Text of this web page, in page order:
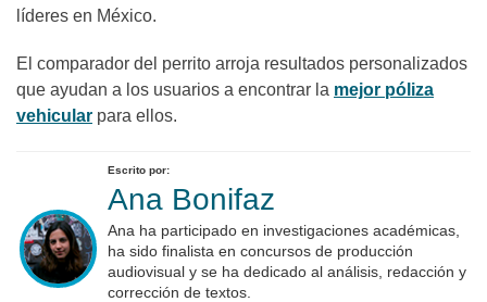
líderes en México.
El comparador del perrito arroja resultados personalizados
que ayudan a los usuarios a encontrar la mejor póliza
vehicular para ellos.
Escrito por:
Ana Bonifaz
Ana ha participado en investigaciones académicas,
ha sido finalista en concursos de producción
audiovisual y se ha dedicado al análisis, redacción y
corrección de textos.